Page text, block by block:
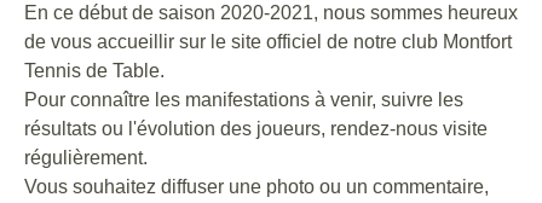
En ce début de saison 2020-2021, nous sommes heureux
de vous accueillir sur le site officiel de notre club Montfort
Tennis de Table.
Pour connaître les manifestations à venir, suivre les
résultats ou l'évolution des joueurs, rendez-nous visite
régulièrement.
Vous souhaitez diffuser une photo ou un commentaire,